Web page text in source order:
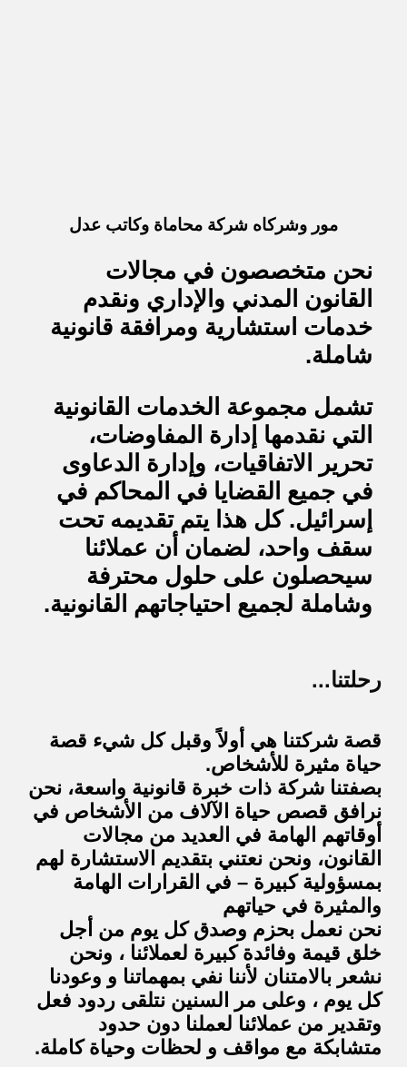
مور وشركاه شركة محاماة وكاتب عدل
نحن متخصصون في مجالات
القانون المدني والإداري ونقدم
خدمات استشارية ومرافقة قانونية
شاملة.
تشمل مجموعة الخدمات القانونية
التي نقدمها إدارة المفاوضات،
تحرير الاتفاقيات، وإدارة الدعاوى
في جميع القضايا في المحاكم في
إسرائيل. كل هذا يتم تقديمه تحت
سقف واحد، لضمان أن عملائنا
سيحصلون على حلول محترفة
وشاملة لجميع احتياجاتهم القانونية.
رحلتنا...
قصة شركتنا هي أولاً وقبل كل شيء قصة
حياة مثيرة للأشخاص.
بصفتنا شركة ذات خبرة قانونية واسعة، نحن
نرافق قصص حياة الآلاف من الأشخاص في
أوقاتهم الهامة في العديد من مجالات
القانون، ونحن نعتني بتقديم الاستشارة لهم
بمسؤولية كبيرة – في القرارات الهامة
والمثيرة في حياتهم
نحن نعمل بحزم وصدق كل يوم من أجل
خلق قيمة وفائدة كبيرة لعملائنا ، ونحن
نشعر بالامتنان لأننا نفي بمهماتنا و وعودنا
كل يوم ، وعلى مر السنين نتلقى ردود فعل
وتقدير من عملائنا لعملنا دون حدود
متشابكة مع مواقف و لحظات وحياة كاملة.